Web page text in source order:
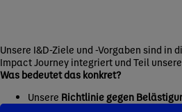
Unsere I&D-Ziele und -Vorgaben sind in
Impact Journey integriert und Teil
Was bedeutet das konkret?
Unsere Richtlinie gegen